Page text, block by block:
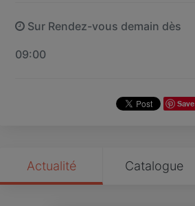
Sur Rendez-vous demain dès
09:00
Save
Actualité Catalogue